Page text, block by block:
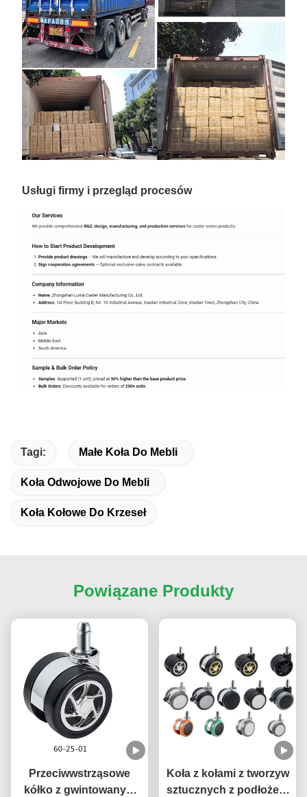
Usługi firmy i przegląd procesów
Tagi: Małe Koła Do Mebli
Koła Odwojowe Do Mebli
Koła Kołowe Do Krzeseł
Powiązane Produkty
Przeciwwstrząsowe
kółko z gwintowanym
Koła z kołami z tworzyw
sztucznych z podłożem